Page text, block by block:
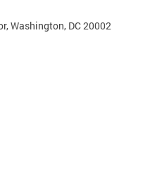
Washington, DC 20002